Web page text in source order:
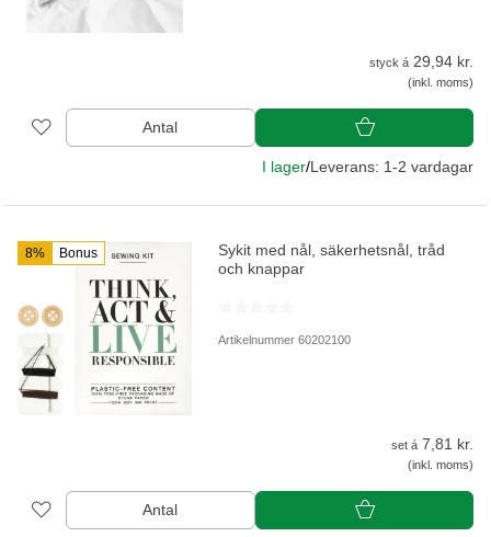
styck á 29,94 kr.
(inkl. moms)
Antal
I lager/Leverans: 1-2 vardagar
8% Bonus
Sykit med nål, säkerhetsnål, tråd
och knappar
Artikelnummer 60202100
set á 7,81 kr.
(inkl. moms)
Antal